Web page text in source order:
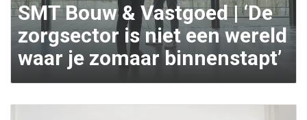
SMT Bouw & Vastgoed | ‘De
zorgsector is niet een wereld
waar je zomaar binnenstapt’